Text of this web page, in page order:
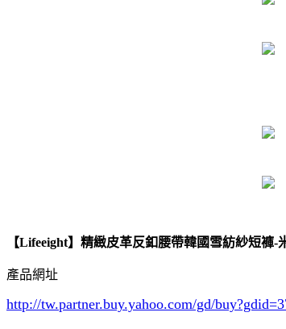
【Lifeeight】精緻皮革反釦腰帶韓國雪紡紗短褲-
產品網址
http://tw.partner.buy.yahoo.com/gd/